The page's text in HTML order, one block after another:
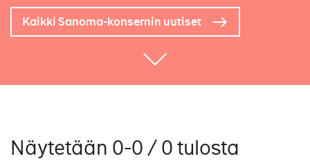
Kaikki Sanoma-konsernin uutiset
Näytetään 0-0 / 0 tulosta